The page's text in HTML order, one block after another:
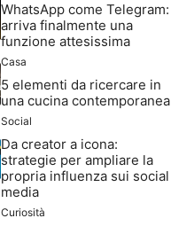
WhatsApp come Telegram:
arriva finalmente una
funzione attesissima
Casa
5 elementi da ricercare in
una cucina contemporanea
Social
Da creator a icona:
strategie per ampliare la
propria influenza sui social
media
Curiosità